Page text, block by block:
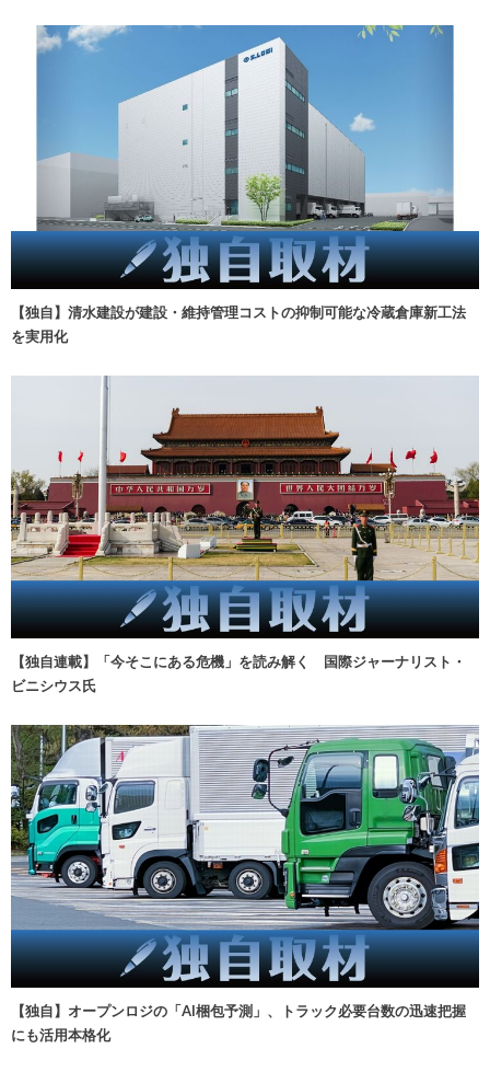
【独自】清水建設が建設・維持管理コストの抑制可能な冷蔵倉庫新工法
を実用化
【独自連載】「今そこにある危機」を読み解く 国際ジャーナリスト・
ビニシウス氏
【独自】オープンロジの「AI梱包予測」、トラック必要台数の迅速把握
にも活用本格化